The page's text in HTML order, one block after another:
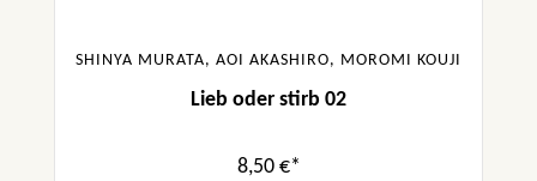
SHINYA MURATA, AOI AKASHIRO, MOROMI KOUJI
Lieb oder stirb 02
8,50 €*